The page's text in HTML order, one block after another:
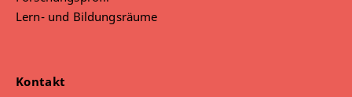
Lern- und Bildungsräume
Kontakt